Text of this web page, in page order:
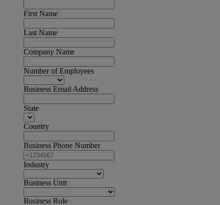
First Name
Last Name
Company Name
Number of Employees
Business Email Address
State
Country
Business Phone Number
Industry
Business Unit
Business Role